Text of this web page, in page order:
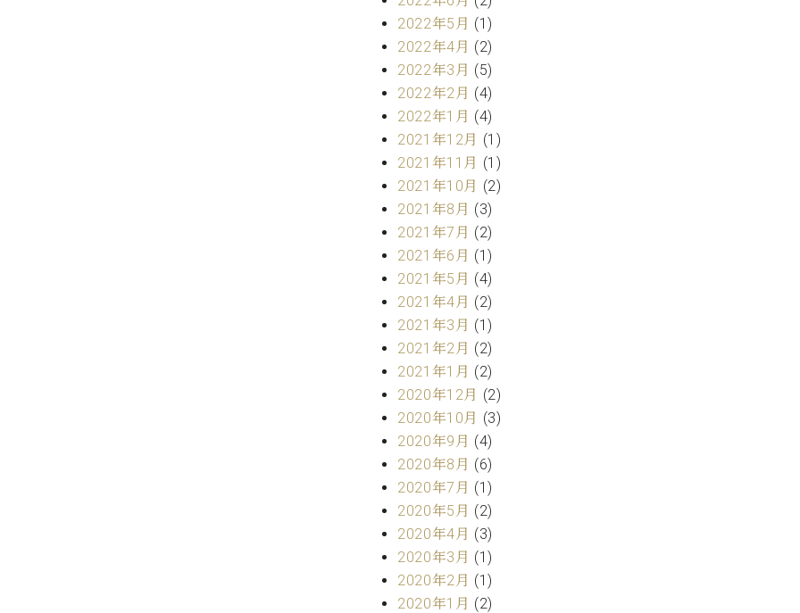
2022年5月 (1)
2022年4月 (2)
2022年3月 (5)
2022年2月 (4)
2022年1月 (4)
2021年12月 (1)
2021年11月 (1)
2021年10月 (2)
2021年8月 (3)
2021年7月 (2)
2021年6月 (1)
2021年5月 (4)
2021年4月 (2)
2021年3月 (1)
2021年2月 (2)
2021年1月 (2)
2020年12月 (2)
2020年10月 (3)
2020年9月 (4)
2020年8月 (6)
2020年7月 (1)
2020年5月 (2)
2020年4月 (3)
2020年3月 (1)
2020年2月 (1)
2020年1月 (2)